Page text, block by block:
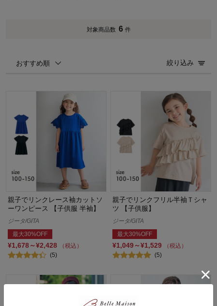
対象商品数 6 件
おすすめ順 絞り込み
親子でリンクレース袖カットソ
ーワンピース 【子供服 半袖】
ジータ/GITA
最大30%OFF
¥1,678～¥2,428
（税込）
(5)
親子でリンクフリル半袖Ｔシャ
ツ 【子供服】
ジータ/GITA
最大30%OFF
¥1,049～¥1,529
（税込）
(5)